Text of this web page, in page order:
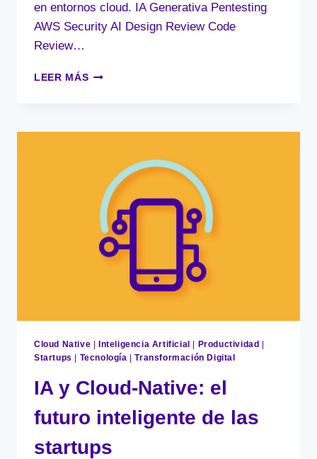
en entornos cloud. IA Generativa Pentesting
AWS Security AI Design Review Code
Review…
LEER MÁS MI
UN
EVOLUCIÓN
DE
LA
SEGURIDAD
Cloud Native |Inteligencia Artificial | Productividad |
Startups | Tecnología |Transformación Digital
IA y Cloud-Native: el
futuro inteligente de las
startups